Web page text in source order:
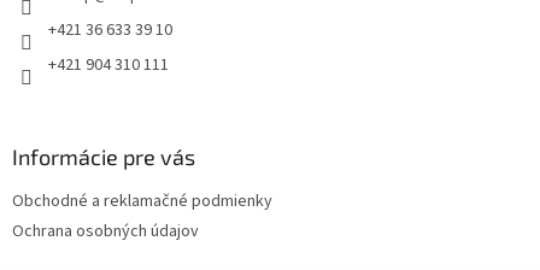
+421 36 633 39 10
+421 904 310 111
Informácie pre vás
Obchodné a reklamačné podmienky
Ochrana osobných údajov